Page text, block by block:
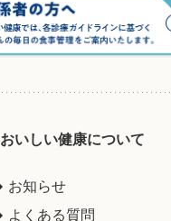
おいしい健康について
お知らせ
よくある質問